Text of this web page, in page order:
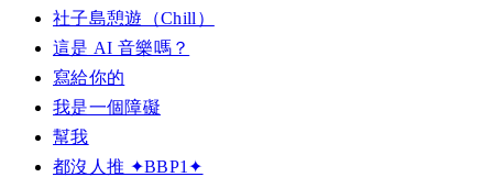
社子島憩遊（Chill）
這是 AI 音樂嗎？
寫給你的
我是一個障礙
幫我
都沒人推 ✦BBP1✦